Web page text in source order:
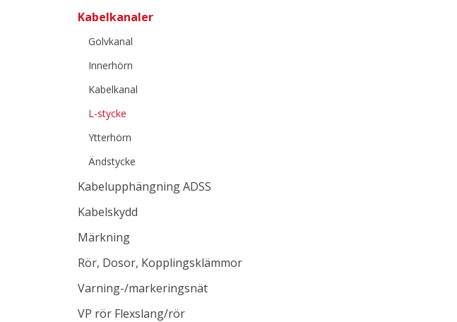
Kabelkanaler
Golvkanal
Innerhörn
Kabelkanal
L-stycke
Ytterhörn
Ändstycke
Kabelupphängning ADSS
Kabelskydd
Märkning
Rör, Dosor, Kopplingsklämmor
Varning-/markeringsnät
VP rör Flexslang/rör